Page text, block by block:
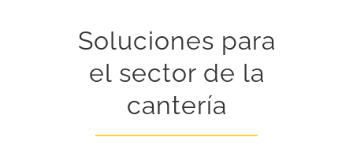
Soluciones para
el sector de la
cantería